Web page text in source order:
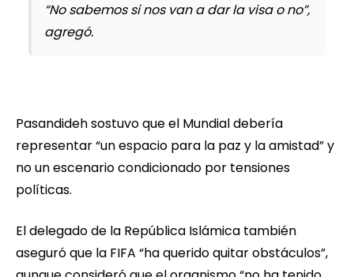
“No sabemos si nos van a dar la visa o no”,
agregó.
Pasandideh sostuvo que el Mundial debería
representar “un espacio para la paz y la amistad” y
no un escenario condicionado por tensiones
políticas.
El delegado de la República Islámica también
aseguró que la FIFA “ha querido quitar obstáculos”,